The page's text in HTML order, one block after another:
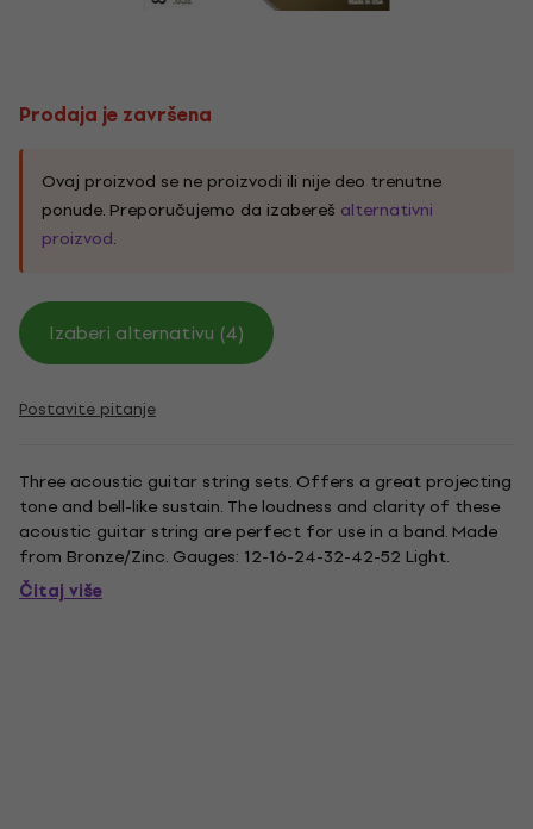
Prodaja je završena
Ovaj proizvod se ne proizvodi ili nije deo trenutne
ponude. Preporučujemo da izabereš alternativni
proizvod.
Izaberi alternativu (4)
Postavite pitanje
Three acoustic guitar string sets. Offers a great projecting
tone and bell-like sustain. The loudness and clarity of these
acoustic guitar string are perfect for use in a band. Made
from Bronze/Zinc. Gauges: 12-16-24-32-42-52 Light.
Čitaj više